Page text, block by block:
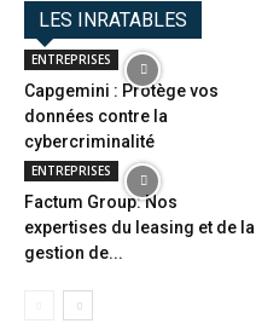
LES INRATABLES
ENTREPRISES
Capgemini : Protège vos
données contre la
cybercriminalité
ENTREPRISES
Factum Group: Nos
expertises du leasing et de la
gestion de...